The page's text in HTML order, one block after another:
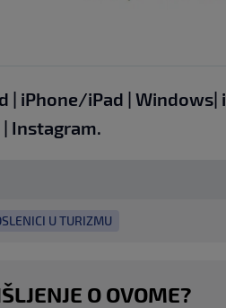
| iPhone/iPad | Windows| i
| Instagram.
U TURIZMU
O OVOME?